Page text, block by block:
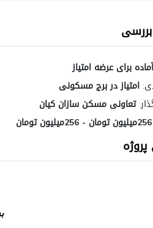
آماده برای عرضه امتیاز
امتیاز در برج مسکونی
تعاونی مسکن سازان کیان
تومان